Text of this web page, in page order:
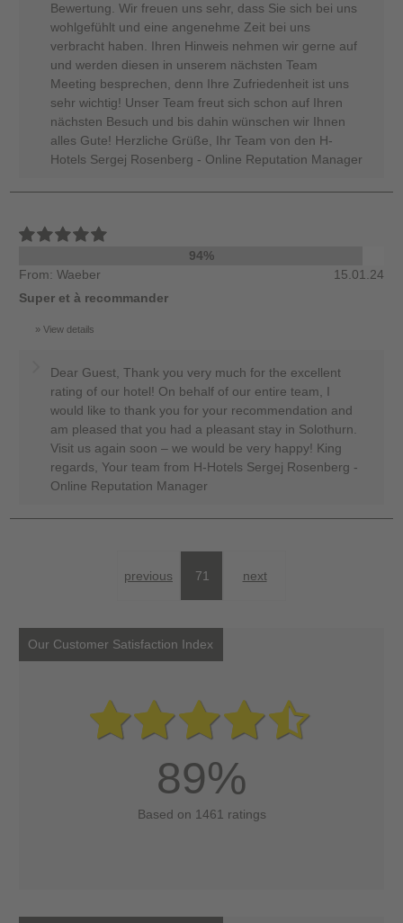
Bewertung. Wir freuen uns sehr, dass Sie sich bei uns
wohlgefühlt und eine angenehme Zeit bei uns
verbracht haben. Ihren Hinweis nehmen wir gerne auf
und werden diesen in unserem nächsten Team
Meeting besprechen, denn Ihre Zufriedenheit ist uns
sehr wichtig! Unser Team freut sich schon auf Ihren
nächsten Besuch und bis dahin wünschen wir Ihnen
alles Gute! Herzliche Grüße, Ihr Team von den H-
Hotels Sergej Rosenberg - Online Reputation Manager
94%
From: Waeber
15.01.24
Super et à recommander
View details
Dear Guest, Thank you very much for the excellent
rating of our hotel! On behalf of our entire team, I
would like to thank you for your recommendation and
am pleased that you had a pleasant stay in Solothurn.
Visit us again soon – we would be very happy! King
regards, Your team from H-Hotels Sergej Rosenberg -
Online Reputation Manager
previous 71 next
Our Customer Satisfaction Index
89%
Based on 1461 ratings